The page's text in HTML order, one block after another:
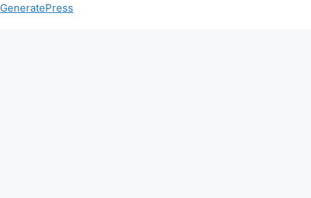
GeneratePress